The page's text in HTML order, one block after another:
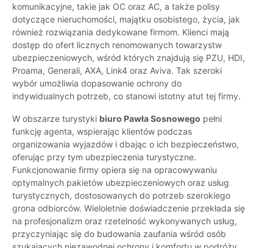
komunikacyjne, takie jak OC oraz AC, a także polisy
dotyczące nieruchomości, majątku osobistego, życia, jak
również rozwiązania dedykowane firmom. Klienci mają
dostęp do ofert licznych renomowanych towarzystw
ubezpieczeniowych, wśród których znajdują się PZU, HDI,
Proama, Generali, AXA, Link4 oraz Aviva. Tak szeroki
wybór umożliwia dopasowanie ochrony do
indywidualnych potrzeb, co stanowi istotny atut tej firmy.
W obszarze turystyki biuro Pawła Sosnowego pełni
funkcję agenta, wspierając klientów podczas
organizowania wyjazdów i dbając o ich bezpieczeństwo,
oferując przy tym ubezpieczenia turystyczne.
Funkcjonowanie firmy opiera się na opracowywaniu
optymalnych pakietów ubezpieczeniowych oraz usług
turystycznych, dostosowanych do potrzeb szerokiego
grona odbiorców. Wieloletnie doświadczenie przekłada się
na profesjonalizm oraz rzetelność wykonywanych usług,
przyczyniając się do budowania zaufania wśród osób